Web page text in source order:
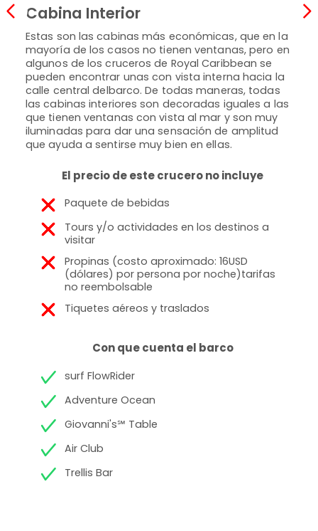
Cabina Interior
Estas son las cabinas más económicas, que en la
mayoría de los casos no tienen ventanas, pero en
algunos de los cruceros de Royal Caribbean se
pueden encontrar unas con vista interna hacia la
calle central delbarco. De todas maneras, todas
las cabinas interiores son decoradas iguales a las
que tienen ventanas con vista al mar y son muy
iluminadas para dar una sensación de amplitud
que ayuda a sentirse muy bien en ellas.
El precio de este crucero no incluye
Paquete de bebidas
Tours y/o actividades en los destinos a
visitar
Propinas (costo aproximado: 16USD
(dólares) por persona por noche)tarifas
no reembolsable
Tiquetes aéreos y traslados
Con que cuenta el barco
surf FlowRider
Adventure Ocean
Giovanni's℠ Table
Air Club
Trellis Bar